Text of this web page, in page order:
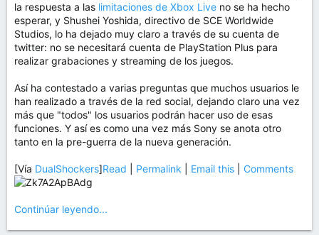
la respuesta a las limitaciones de Xbox Live no se ha hecho
esperar, y Shushei Yoshida, directivo de SCE Worldwide
Studios, lo ha dejado muy claro a través de su cuenta de
twitter: no se necesitará cuenta de PlayStation Plus para
realizar grabaciones y streaming de los juegos.
Así ha contestado a varias preguntas que muchos usuarios le
han realizado a través de la red social, dejando claro una vez
más que "todos" los usuarios podrán hacer uso de esas
funciones. Y así es como una vez más Sony se anota otro
tanto en la pre-guerra de la nueva generación.
[Vía DualShockers]Read Permalink Email this Comments
Continúar leyendo...